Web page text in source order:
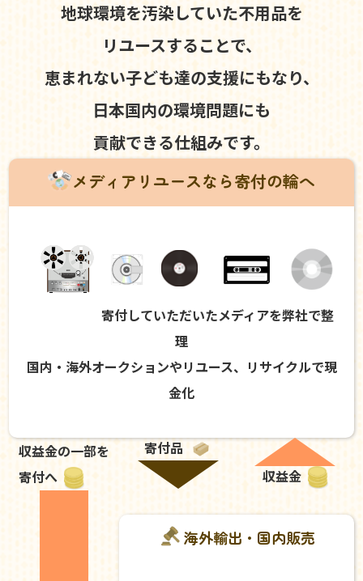
地球環境を汚染していた不用品を
リユースすることで、
恵まれない子ども達の支援にもなり、
日本国内の環境問題にも
貢献できる仕組みです。
メディアリユースなら寄付の輪へ
寄付していただいたメディアを弊社で整
理
国内・海外オークションやリユース、リサイクルで現
金化
収益金の一部を
寄付へ
寄付品
収益金
海外輸出・国内販売